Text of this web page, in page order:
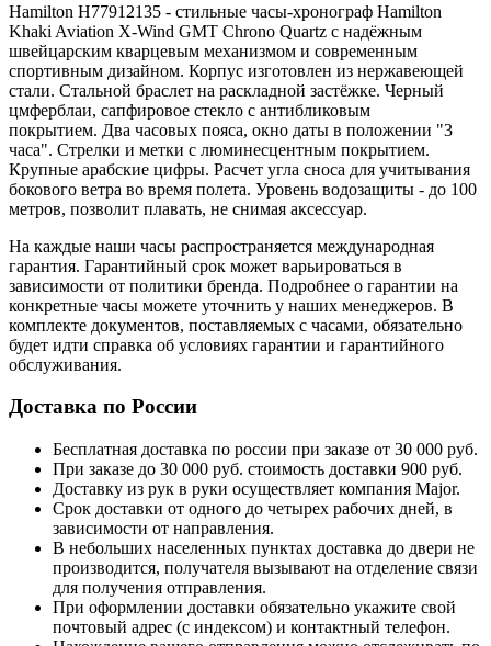
Hamilton H77912135 - стильные часы-хронограф Hamilton
Khaki Aviation X-Wind GMT Chrono Quartz с надёжным
швейцарским кварцевым механизмом и современным
спортивным дизайном. Корпус изготовлен из нержавеющей
стали. Стальной браслет на раскладной застёжке. Черный
цмферблаи, сапфировое стекло с антибликовым
покрытием. Два часовых пояса, окно даты в положении "3
часа". Стрелки и метки с люминесцентным покрытием.
Крупные арабские цифры. Расчет угла сноса для учитывания
бокового ветра во время полета. Уровень водозащиты - до 100
метров, позволит плавать, не снимая аксессуар.
На каждые наши часы распространяется международная
гарантия. Гарантийный срок может варьироваться в
зависимости от политики бренда. Подробнее о гарантии на
конкретные часы можете уточнить у наших менеджеров. В
комплекте документов, поставляемых с часами, обязательно
будет идти справка об условиях гарантии и гарантийного
обслуживания.
Доставка по России
Бесплатная доставка по россии при заказе от 30 000 руб.
При заказе до 30 000 руб. стоимость доставки 900 руб.
Доставку из рук в руки осуществляет компания Major.
Срок доставки от одного до четырех рабочих дней, в
зависимости от направления.
В небольших населенных пунктах доставка до двери не
производится, получателя вызывают на отделение связи
для получения отправления.
При оформлении доставки обязательно укажите свой
почтовый адрес (с индексом) и контактный телефон.